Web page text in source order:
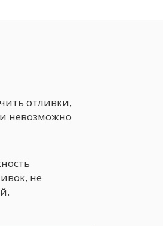
отливки,
невозможно
не